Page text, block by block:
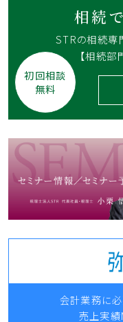
相続
STRの相続専
【相続
初回相談
無料
会計業務に必
売上実績